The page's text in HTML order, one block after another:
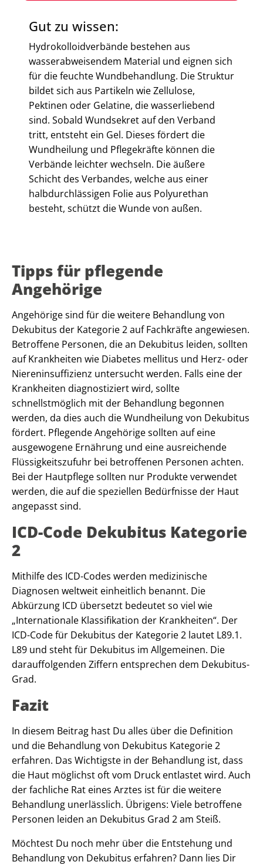
Gut zu wissen:
Hydrokolloidverbände bestehen aus
wasserabweisendem Material und eignen sich
für die feuchte Wundbehandlung. Die Struktur
bildet sich aus Partikeln wie Zellulose,
Pektinen oder Gelatine, die wasserliebend
sind. Sobald Wundsekret auf den Verband
tritt, entsteht ein Gel. Dieses fördert die
Wundheilung und Pflegekräfte können die
Verbände leichter wechseln. Die äußere
Schicht des Verbandes, welche aus einer
halbdurchlässigen Folie aus Polyurethan
besteht, schützt die Wunde von außen.
Tipps für pflegende
Angehörige
Angehörige sind für die weitere Behandlung von
Dekubitus der Kategorie 2 auf Fachkräfte angewiesen.
Betroffene Personen, die an Dekubitus leiden, sollten
auf Krankheiten wie Diabetes mellitus und Herz- oder
Niereninsuffizienz untersucht werden. Falls eine der
Krankheiten diagnostiziert wird, sollte
schnellstmöglich mit der Behandlung begonnen
werden, da dies auch die Wundheilung von Dekubitus
fördert. Pflegende Angehörige sollten auf eine
ausgewogene Ernährung und eine ausreichende
Flüssigkeitszufuhr bei betroffenen Personen achten.
Bei der Hautpflege sollten nur Produkte verwendet
werden, die auf die speziellen Bedürfnisse der Haut
angepasst sind.
ICD-Code Dekubitus Kategorie
2
Mithilfe des ICD-Codes werden medizinische
Diagnosen weltweit einheitlich benannt. Die
Abkürzung ICD übersetzt bedeutet so viel wie
„Internationale Klassifikation der Krankheiten“. Der
ICD-Code für Dekubitus der Kategorie 2 lautet L89.1.
L89 und steht für Dekubitus im Allgemeinen. Die
darauffolgenden Ziffern entsprechen dem Dekubitus-
Grad.
Fazit
In diesem Beitrag hast Du alles über die Definition
und die Behandlung von Dekubitus Kategorie 2
erfahren. Das Wichtigste in der Behandlung ist, dass
die Haut möglichst oft vom Druck entlastet wird. Auch
der fachliche Rat eines Arztes ist für die weitere
Behandlung unerlässlich. Übrigens: Viele betroffene
Personen leiden an Dekubitus Grad 2 am Steiß.
Möchtest Du noch mehr über die Entstehung und
Behandlung von Dekubitus erfahren? Dann lies Dir